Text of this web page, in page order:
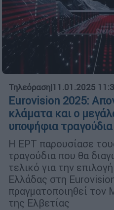
Τηλεόραση|11.01.2025
Eurovision 2025:
κλάματα και ο
υποψήφια τραγούδια
H ΕΡΤ παρουσίασε
τραγούδια που θα
τελικό για την
Ελλάδας στη
πραγματοποιηθεί τον
της Ελβετίας